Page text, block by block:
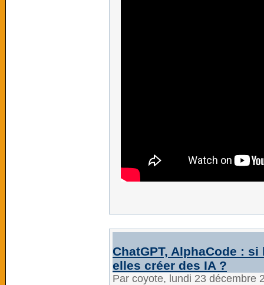
ChatGPT, AlphaCode :
elles créer des IA ?
Par coyote, lundi 23 décembre